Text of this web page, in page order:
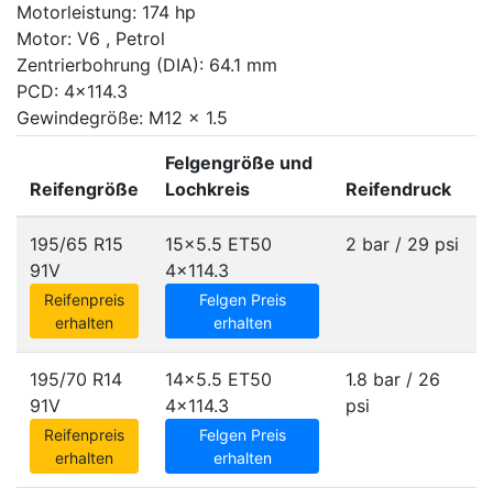
Motorleistung: 174 hp
Motor: V6 , Petrol
Zentrierbohrung (DIA): 64.1 mm
PCD: 4x114.3
Gewindegröße: M12 x 1.5
Reifengröße
Felgengröße und
Lochkreis
Reifendruck
195/65 R15
91V
Reifenpreis
erhalten
15x5.5 ET50
4x114.3
Felgen Preis
erhalten
2 bar / 29 psi
195/70 R14
91V
Reifenpreis
erhalten
14x5.5 ET50
4x114.3
Felgen Preis
erhalten
1.8 bar / 26
psi